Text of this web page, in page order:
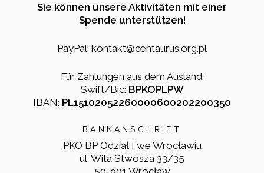
Sie können unsere Aktivitäten mit einer
Spende unterstützen!
PayPal: kontakt@centaurus.org.pl
Für Zahlungen aus dem Ausland:
Swift/Bic: BPKOPLPW
IBAN: PL15102052260000600202200350
BANKANSCHRIFT
PKO BP Odział I we Wrocławiu
ul. Wita Stwosza 33/35